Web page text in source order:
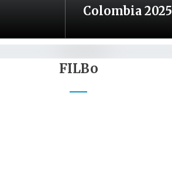
Colombia 2025
FILBo